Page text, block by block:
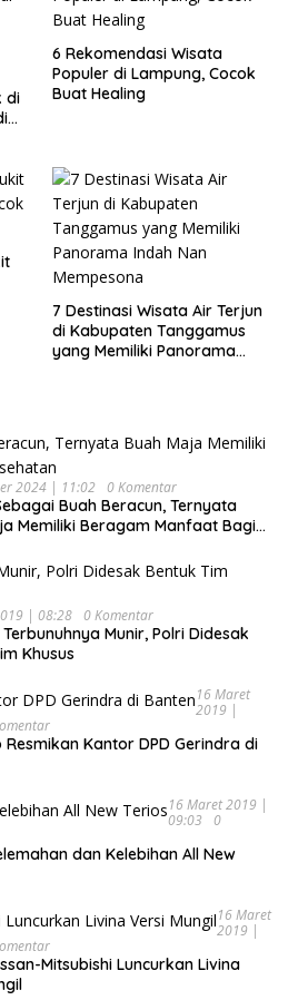
di
6 Rekomendasi Wisata
Populer di Lampung, Cocok
Buat Healing
7 Destinasi Wisata Air Terjun
di Kabupaten Tanggamus
yang Memiliki Panorama
2024 | 11:02 0 Komentar
Buah Beracun, Ternyata
Memiliki Beragam Manfaat Bagi
| 08:28 0 Komentar
Terbunuhnya Munir, Polri Didesak
Khusus
16 Maret
2019 |
Kantor DPD Gerindra di
16 Maret 2019 |
09:03
0
dan Kelebihan All New
16 Maret
2019 |
Mitsubishi Luncurkan Livina